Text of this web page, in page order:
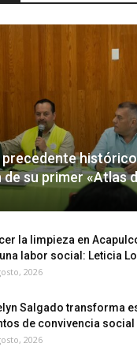
precedente
su primer «Atlas
la limpieza en
labor social: Leticia
2026
Salgado transforma
de convivencia social
2026